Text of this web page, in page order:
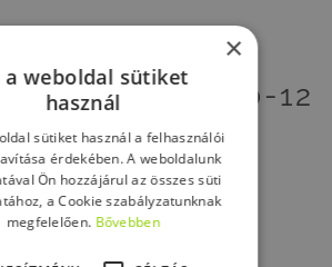
DRYFIX® 10-12
ELŐNYÖS
×
a weboldal sütiket
használ
sütiket használ a felhasználói
érdekében. A weboldalunk
Ön hozzájárul az összes süti
a Cookie szabályzatunknak
megfelelően. Bővebben